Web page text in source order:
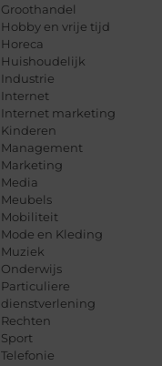
Groothandel
Hobby en vrije tijd
Horeca
Huishoudelijk
Industrie
Internet
Internet marketing
Kinderen
Management
Marketing
Media
Meubels
Mobiliteit
Mode en Kleding
Muziek
Onderwijs
Particuliere
dienstverlening
Rechten
Sport
Telefonie